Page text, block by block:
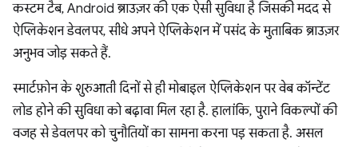
कस्टम टैब, Android ब्राउज़र की एक ऐसी सुविधा है जिसकी मदद से
ऐप्लिकेशन डेवलपर, सीधे अपने ऐप्लिकेशन में पसंद के मुताबिक ब्राउज़र
अनुभव जोड़ सकते हैं.
स्मार्टफ़ोन के शुरुआती दिनों से ही मोबाइल ऐप्लिकेशन पर वेब कॉन्टेंट
लोड होने की सुविधा को बढ़ावा मिल रहा है. हालांकि, पुराने विकल्पों की
वजह से डेवलपर को चुनौतियों का सामना करना पड़ सकता है. असल